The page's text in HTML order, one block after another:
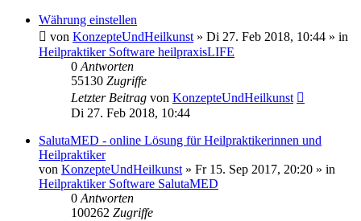
Währung einstellen
von KonzepteUndHeilkunst » Di 27. Feb 2018, 10:44 » in
Heilpraktiker Software heilpraxisLIFE
0 Antworten
55130 Zugriffe
Letzter Beitrag von KonzepteUndHeilkunst
Di 27. Feb 2018, 10:44
SalutaMED - online Lösung für Heilpraktikerinnen und
Heilpraktiker
von KonzepteUndHeilkunst » Fr 15. Sep 2017, 20:20 » in
Heilpraktiker Software SalutaMED
0 Antworten
100262 Zugriffe